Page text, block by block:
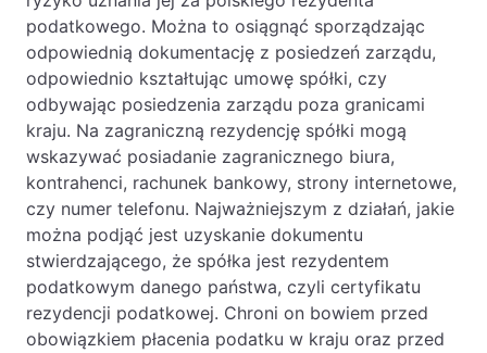
podatkowego. Można to osiągnąć sporządzając
odpowiednią dokumentację z posiedzeń zarządu,
odpowiednio kształtując umowę spółki, czy
odbywając posiedzenia zarządu poza granicami
kraju. Na zagraniczną rezydencję spółki mogą
wskazywać posiadanie zagranicznego biura,
kontrahenci, rachunek bankowy, strony internetowe,
czy numer telefonu. Najważniejszym z działań, jakie
można podjąć jest uzyskanie dokumentu
stwierdzającego, że spółka jest rezydentem
podatkowym danego państwa, czyli certyfikatu
rezydencji podatkowej. Chroni on bowiem przed
obowiązkiem płacenia podatku w kraju oraz przed